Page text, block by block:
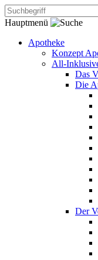
Hauptmenü
Apotheke
Konzept
All-
Das
Die
Der